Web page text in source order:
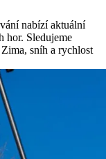
nabízí aktuální
hor. Sledujeme
sníh a rychlost